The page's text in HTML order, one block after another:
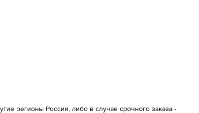
регионы России, либо в случае срочного заказа -